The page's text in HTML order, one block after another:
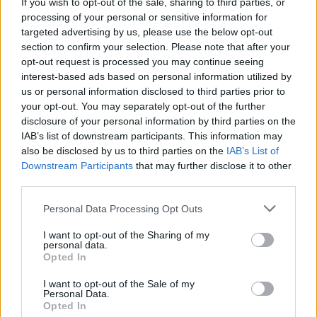
processing of your personal or sensitive information for
targeted advertising by us, please use the below opt-out
section to confirm your selection. Please note that after your
opt-out request is processed you may continue seeing
interest-based ads based on personal information utilized by
us or personal information disclosed to third parties prior to
your opt-out. You may separately opt-out of the further
disclosure of your personal information by third parties on the
IAB’s list of downstream participants. This information may
also be disclosed by us to third parties on the IAB’s List of
Downstream Participants that may further disclose it to other
Please note that this website/app uses one or more Google
not limited to your visit or usage behaviour. You may click to
grant or deny consent to Google and its third-party tags to
use your data for below specified purposes in below Google
consent section.
Personal Data Processing Opt Outs
I want to opt-out of the Sharing of my
personal data.
Opted In
I want to opt-out of the Sale of my
Personal Data.
Opted In
más társukkal egyetemben megsebesíti /
fogságba ejti egy elvetemült cirkuszos banda,
amit egy vöröshajú, környezetét ostorral és
műkézzel terrorizáló domina vezet, aztán
belekeveredik a történetbe egy science fiction
filmekbe illő tolószéken közlekedő fiatal fiú is
a hallókészülékes kutyájával, és jön a
bonyodalom. A cselekmény váza sajnos olyan
szinten mozog, mintha csak egy jobb
képességű 8-9 éves iskolást kértek volna
meg, hogy írjon valamit, amiben jófej állatok
vannak meg szemétláda cirkuszosok:
néhol követhetetlen is, tele funkciótlan,
viccesnek szánt, de legfeljebb kínos és
szánalmas betétekkel.
Persze elsődlegesen minden rajzfilmet a
karakterek adnak el, így akár felül is
emelkednék a silány történeten, ha lenne